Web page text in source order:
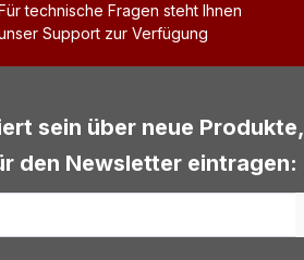
technische Fragen steht Ihnen
Support zur Verfügung
sein über neue Produkte,
den Newsletter eintragen: